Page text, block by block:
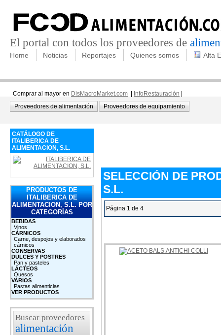
El portal con todos los proveedores de
Home Noticias Reportajes Quienes somos Alta
Comprar al mayor en DisMacroMarket.com InfoRestauración
Proveedores de alimentación
Proveedores de equipamiento
CATÁLOGO DE
ITALIBERICA DE
ALIMENTACION, S.L.
PRODUCTOS DE
ITALIBERICA DE
ALIMENTACION, S.L. POR
CATEGORÍAS
BEBIDAS
Vinos
CÁRNICOS
Carne, despojos y elaborados
cárnicos
CONSERVAS
DULCES Y POSTRES
Pan y pasteles
LÁCTEOS
Quesos
VARIOS
Pastas alimenticias
VER PRODUCTOS
Buscar proveedores
alimentación
SELECCIÓN DE
S.L.
Página 1 de 4